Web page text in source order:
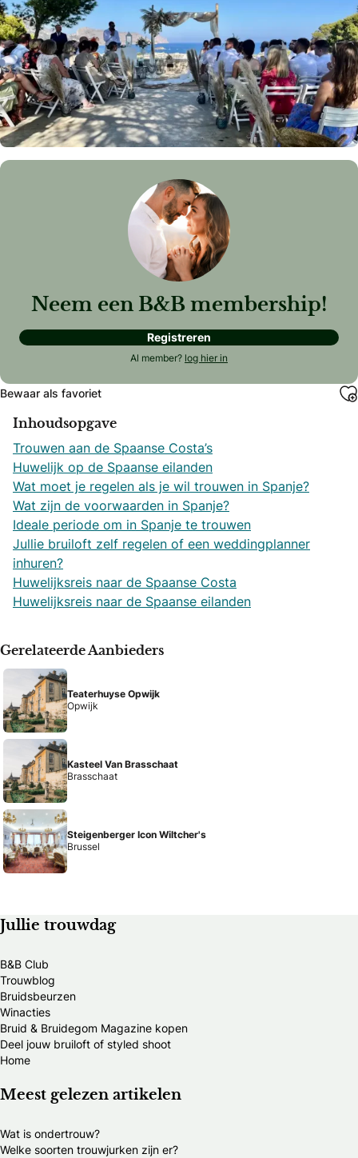
Neem een B&B membership!
Registreren
Al member? log hier in
Bewaar als favoriet
Inhoudsopgave
Trouwen aan de Spaanse Costa’s
Huwelijk op de Spaanse eilanden
Wat moet je regelen als je wil trouwen in Spanje?
Wat zijn de voorwaarden in Spanje?
Ideale periode om in Spanje te trouwen
Jullie bruiloft zelf regelen of een weddingplanner
inhuren?
Huwelijksreis naar de Spaanse Costa
Huwelijksreis naar de Spaanse eilanden
Gerelateerde Aanbieders
Teaterhuyse Opwijk
Opwijk
Kasteel Van Brasschaat
Brasschaat
Steigenberger Icon Wiltcher's
Brussel
Jullie trouwdag
B&B Club
Trouwblog
Bruidsbeurzen
Winacties
Bruid & Bruidegom Magazine kopen
Deel jouw bruiloft of styled shoot
Home
Meest gelezen artikelen
Wat is ondertrouw?
Welke soorten trouwjurken zijn er?